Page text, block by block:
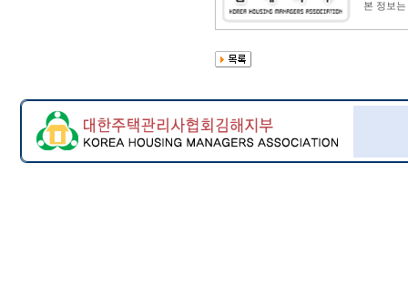
본 정보